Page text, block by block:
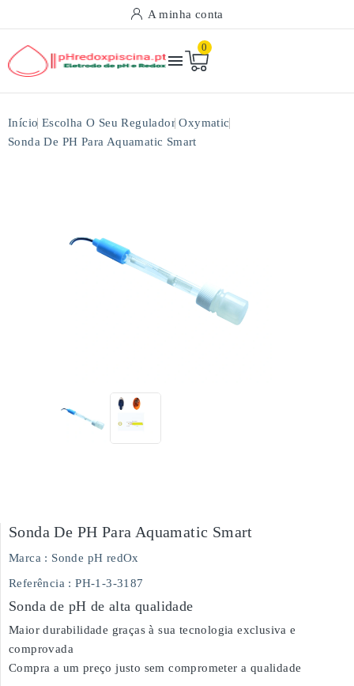
A minha conta

0
Início Escolha O Seu Regulador Oxymatic
Sonda De PH Para Aquamatic Smart
Sonda De PH Para Aquamatic Smart
Marca : Sonde pH redOx
Referência : PH-1-3-3187
Sonda de pH de alta qualidade
Maior durabilidade graças à sua tecnologia exclusiva e
comprovada
Compra a um preço justo sem comprometer a qualidade